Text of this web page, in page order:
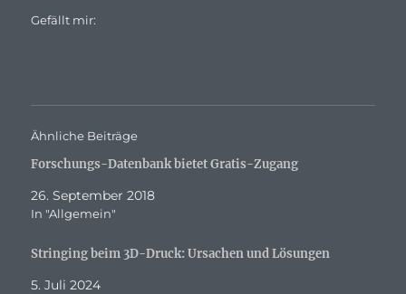
Gefällt mir:
Ähnliche Beiträge
Forschungs-Datenbank bietet Gratis-Zugang
26. September 2018
In "Allgemein"
Stringing beim 3D-Druck: Ursachen und Lösungen
5. Juli 2024